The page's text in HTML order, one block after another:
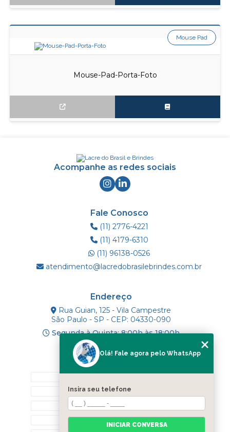
Mouse-Pad-Porta-Foto
Mouse Pad
Acompanhe as redes sociais
Fale Conosco
(11) 2776-4221
(11) 4179-6310
(11) 96138-0526
atendimento@lacredobrasilebrindes.com.br
Endereço
Rua Guian, 125 - Vila Campestre
São Paulo - SP - CEP: 04330-090
Segunda à Quinta: 8:00h às 18:00h
Mapa do Site
SOBRE NÓS
PRODUTOS
BLOG
Olá! Fale agora pelo WhatsApp
Insira seu telefone
INICIAR CONVERSA